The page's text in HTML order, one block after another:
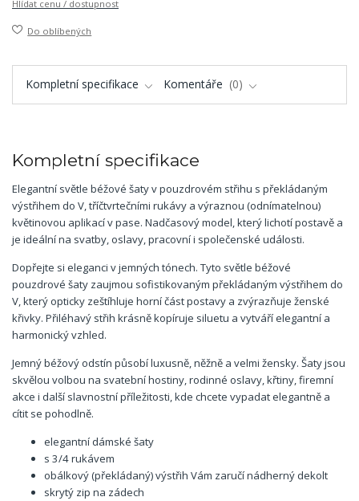
Hlídat cenu / dostupnost
Do oblíbených
Kompletní specifikace Komentáře 0
Kompletní specifikace
Elegantní světle béžové šaty v pouzdrovém střihu s překládaným
výstřihem do V, tříčtvrtečními rukávy a výraznou (odnímatelnou)
květinovou aplikací v pase. Nadčasový model, který lichotí postavě a
je ideální na svatby, oslavy, pracovní i společenské události.
Dopřejte si eleganci v jemných tónech. Tyto světle béžové
pouzdrové šaty zaujmou sofistikovaným překládaným výstřihem do
V, který opticky zeštíhluje horní část postavy a zvýrazňuje ženské
křivky. Přiléhavý střih krásně kopíruje siluetu a vytváří elegantní a
harmonický vzhled.
Jemný béžový odstín působí luxusně, něžně a velmi žensky. Šaty jsou
skvělou volbou na svatební hostiny, rodinné oslavy, křtiny, firemní
akce i další slavnostní příležitosti, kde chcete vypadat elegantně a
cítit se pohodlně.
elegantní dámské šaty
s 3/4 rukávem
obálkový (překládaný) výstřih Vám zaručí nádherný dekolt
skrytý zip na zádech